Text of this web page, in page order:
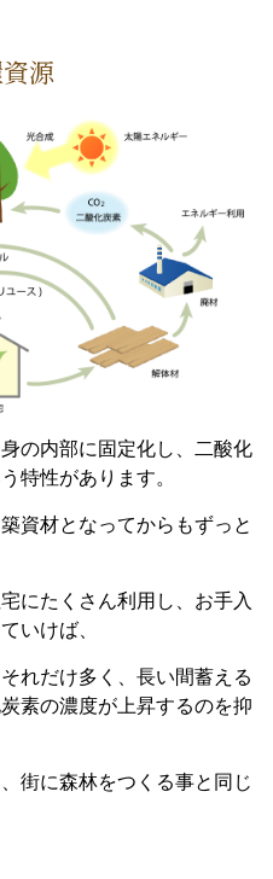
源
の内部に固定化し、二酸化
特性があります。
資材となってからもずっと
にたくさん利用し、お手入
いけば、
れだけ多く、長い間蓄える
素の濃度が上昇するのを抑
街に森林をつくる事と同じ